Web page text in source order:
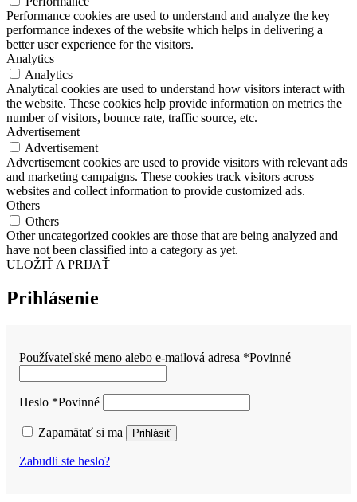
Performance cookies are used to understand and analyze the key
performance indexes of the website which helps in delivering a
better user experience for the visitors.
Analytics
Analytics
Analytical cookies are used to understand how visitors interact with
the website. These cookies help provide information on metrics the
number of visitors, bounce rate, traffic source, etc.
Advertisement
Advertisement
Advertisement cookies are used to provide visitors with relevant ads
and marketing campaigns. These cookies track visitors across
websites and collect information to provide customized ads.
Others
Others
Other uncategorized cookies are those that are being analyzed and
have not been classified into a category as yet.
ULOŽIŤ A PRIJAŤ
Prihlásenie
Používateľské meno alebo e-mailová adresa *Povinné
Heslo *Povinné
Zapamätať si ma Prihlásiť
Zabudli ste heslo?